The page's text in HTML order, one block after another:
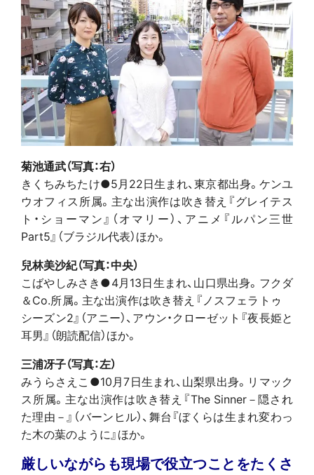
菊池通武（写真：右）
きくちみちたけ●5月22日生まれ、東京都出身。ケンユ
ウオフィス所属。主な出演作は吹き替え『グレイテス
ト・ショーマン』（オマリー）、アニメ『ルパン三世
Part5』（ブラジル代表）ほか。
兒林美沙紀（写真：中央）
こばやしみさき●4月13日生まれ、山口県出身。フクダ
＆Co.所属。主な出演作は吹き替え『ノスフェラトゥ
シーズン2』（アニー）、アウン・クローゼット『夜長姫と
耳男』（朗読配信）ほか。
三浦冴子（写真：左）
みうらさえこ●10月7日生まれ、山梨県出身。リマック
ス所属。主な出演作は吹き替え『The Sinner－隠され
た理由－』（バーンヒル）、舞台『ぼくらは生まれ変わっ
た木の葉のように』ほか。
厳しいながらも現場で役立つことをたくさ